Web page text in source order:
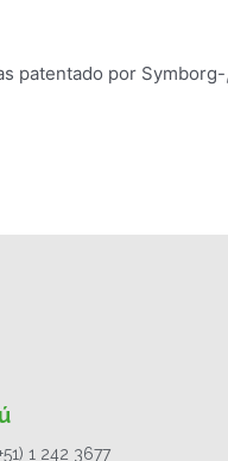
patentado por Symborg-,
1 242 3677